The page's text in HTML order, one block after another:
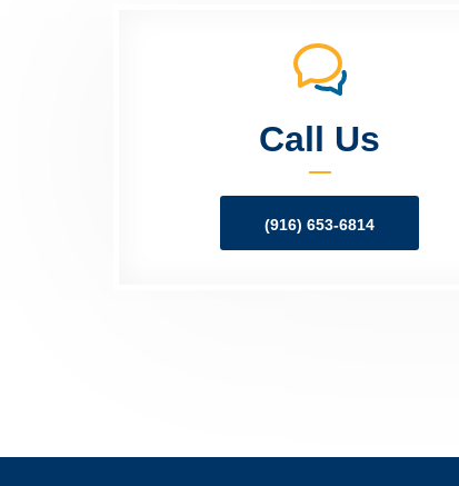
Call Us
(916) 653-6814